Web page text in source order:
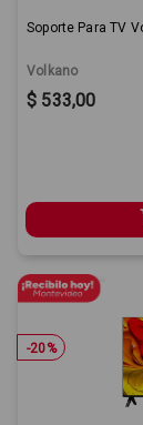
Soporte Para TV
Volkano
Sale Price:
$ 533,00
-20%